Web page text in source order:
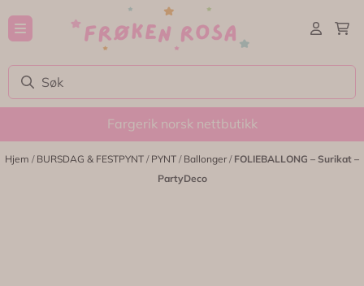
Hopp til innhold
Fargerik norsk nettbutikk
Hjem / BURSDAG & FESTPYNT / PYNT / Ballonger/ FOLIEBALLONG – Surikat –
PartyDeco